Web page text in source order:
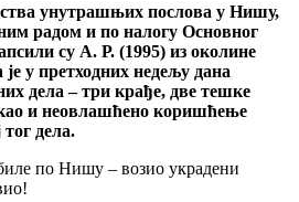
унутрашњих послова у Нишу,
радом и по налогу Основног
су А. Р. (1995) из околине
у претходних недељу дана
дела – три крађе, две тешке
и неовлашћено коришћење
дела.